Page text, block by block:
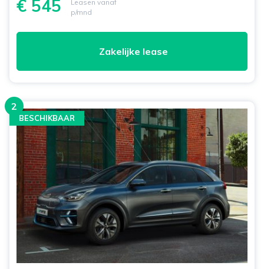
€ 545
Leasen vanaf
p/mnd
Zakelijke lease
2
BESCHIKBAAR